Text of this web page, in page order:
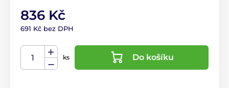
836 Kč
691 Kč bez DPH
ks Do košíku